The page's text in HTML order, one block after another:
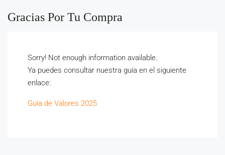
Gracias Por Tu Compra
Sorry! Not enough information available.
Ya puedes consultar nuestra guía en el siguiente
enlace:
Guía de Valores 2025